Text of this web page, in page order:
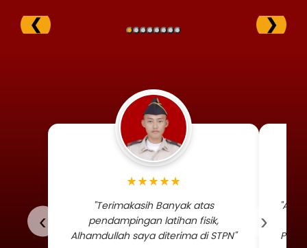
❮ ❯
‹
Foto profil siswa
★★★★★
"Terimakasih Banyak atas
pendampingan latihan fisik,
Alhamdullah saya diterima di STPN"
›